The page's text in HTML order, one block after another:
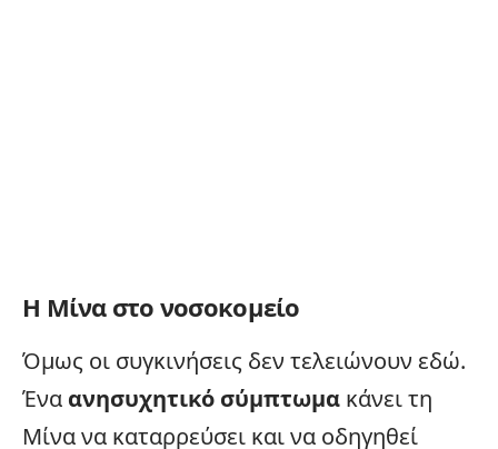
Η Μίνα στο νοσοκομείο
Όμως οι συγκινήσεις δεν τελειώνουν εδώ.
Ένα ανησυχητικό σύμπτωμα κάνει τη
Μίνα να καταρρεύσει και να οδηγηθεί